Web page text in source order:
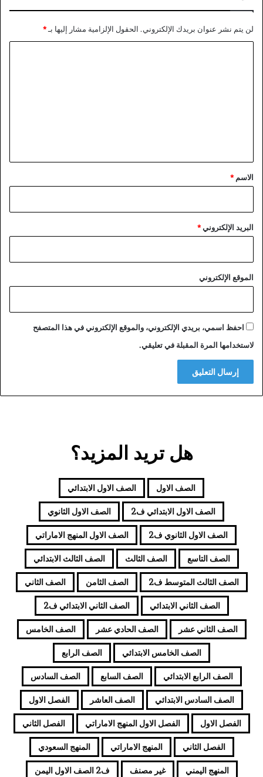
لن يتم نشر عنوان بريدك الإلكتروني. الحقول الإلزامية مشار إليها بـ*
*
الاسم *
البريد الإلكتروني*
الموقع الإلكتروني
احفظ اسمي، بريدي الإلكتروني، والموقع الإلكتروني في هذا المتصفح
لاستخدامها المرة المقبلة في تعليقي.
هل تريد المزيد؟
الصف الاول الصف الاول الابتدائي
الصف الاول الابتدائي ف2 الصف الاول الثانوي
الصف الاول الثانوي ف2 الصف الاول المنهج الاماراتي
الصف التاسع الصف الثالث الصف الثالث الابتدائي
الصف الثالث المتوسط ف2 الصف الثامن الصف الثاني
الصف الثاني الابتدائي الصف الثاني الابتدائي ف2
الصف الثاني عشر الصف الحادي عشر الصف الخامس
الصف الخامس الابتدائي الصف الرابع
الصف الرابع الابتدائي الصف السابع الصف السادس
الصف السادس الابتدائي الصف العاشر الفصل الاول
الفصل الاول الفصل الاول المنهج الاماراتي الفصل الثاني
الفصل الثاني المنهج الاماراتي المنهج السعودي
المنهج اليمني غير مصنف ف2 الصف الاول اليمن